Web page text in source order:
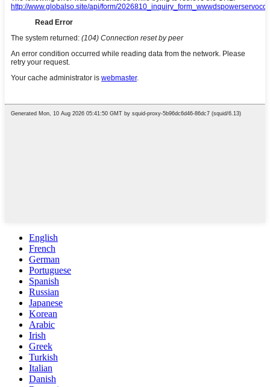
English
French
German
Portuguese
Spanish
Russian
Japanese
Korean
Arabic
Irish
Greek
Turkish
Italian
Danish